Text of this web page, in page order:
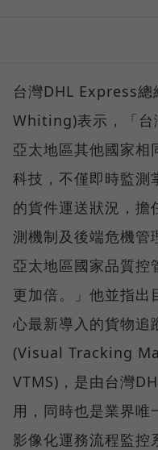
台灣DHL Express
Whiting)表示，「台
亞太地區其他國家相
科技，不僅即時監測
的貨件運送狀況，擔
測機制及後端危機管
亞太地區國家品質控
更加倍。」他並指出
心最新導入的貨物追
(Visual Tracking
VTMS)，是由台灣
用，同時也是業界唯
影像化運務流程監控